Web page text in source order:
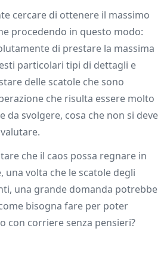
cercare di ottenere il massimo
procedendo in questo modo:
di prestare la massima
particolari tipi di dettagli e
delle scatole che sono
che risulta essere molto
da svolgere, cosa che non si deve
che il caos possa regnare in
una volta che le scatole degli
una grande domanda potrebbe
bisogna fare per poter
con corriere senza pensieri?